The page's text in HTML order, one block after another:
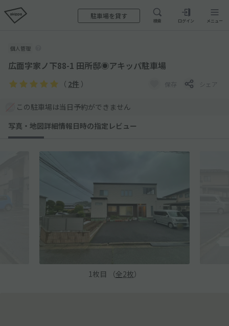
駐車場を貸す
検索 ログイン メニュー
個人管理
広面字家ノ下88-1 田所邸◉アキッパ駐車場
（ 2件 ） 保存 シェア
この駐車場は当日予約ができません
写真・地図詳細情報日時の指定 レビュー
1 枚目 （全2枚）